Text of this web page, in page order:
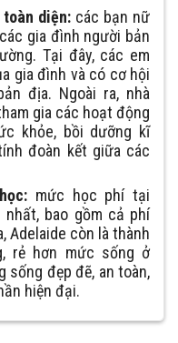
diện:các bạn nữ
gia đình người bản
Tại đây, các em
gia đình và có cơ hội
địa. Ngoài ra, nhà
gia các hoạt động
khỏe, bồi dưỡng kĩ
đoàn kết giữa các
mức học phí tại
bao gồm cả phí
Adelaide còn là thành
rẻ hơn mức sống ở
sống đẹp đẽ, an toàn,
hiện đại.